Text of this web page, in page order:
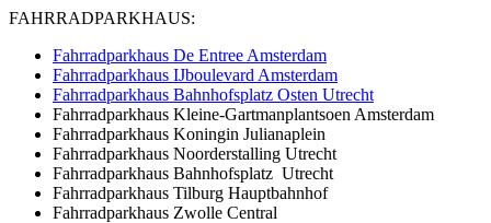
FAHRRADPARKHAUS:
Fahrradparkhaus De Entree Amsterdam
Fahrradparkhaus IJboulevard Amsterdam
Fahrradparkhaus Bahnhofsplatz Osten Utrecht
Fahrradparkhaus Kleine-Gartmanplantsoen Amsterdam
Fahrradparkhaus Koningin Julianaplein
Fahrradparkhaus Noorderstalling Utrecht
Fahrradparkhaus Bahnhofsplatz Utrecht
Fahrradparkhaus Tilburg Hauptbahnhof
Fahrradparkhaus Zwolle Central